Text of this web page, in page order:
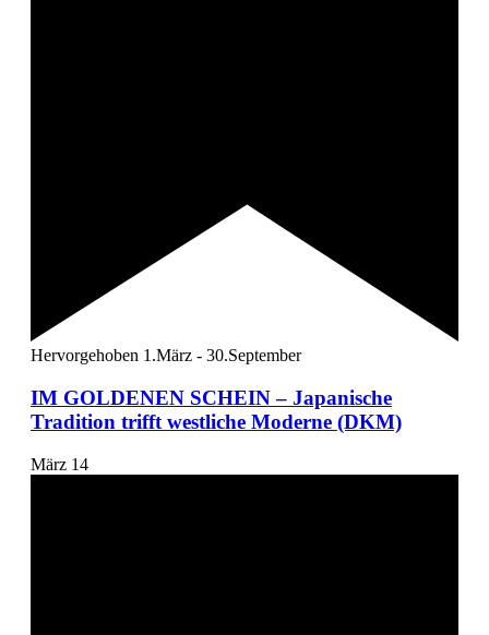
Hervorgehoben 1.März - 30.September
IM GOLDENEN SCHEIN – Japanische
Tradition trifft westliche Moderne (DKM)
März 14